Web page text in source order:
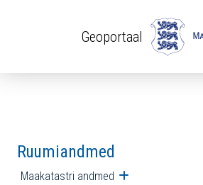
Geoportaal
Ruumiandmed
Maakatastri andmed Ava